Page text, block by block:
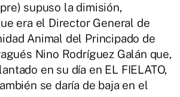
supuso la dimisión,
era el Director General de
Animal del Principado de
Nino Rodríguez Galán que,
en su día en EL FIELATO,
se daría de baja en el